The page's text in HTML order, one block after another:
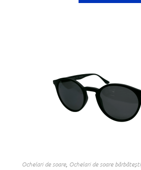
Ochelari de soare, Ochelari de soare bărbătești